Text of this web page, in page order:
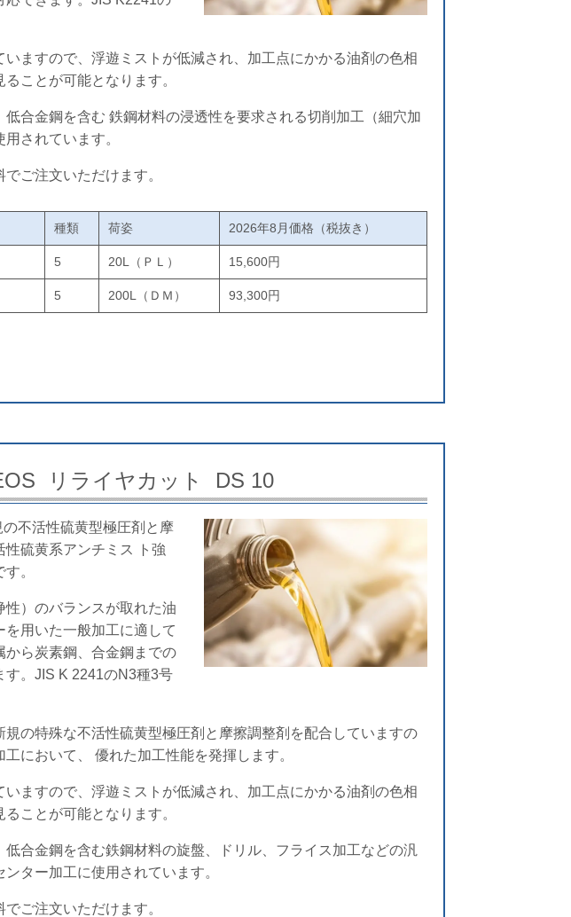
ますので、浮遊ミストが低減され、加工点にかかる油剤の色相
ことが可能となります。
合金鋼を含む 鉄鋼材料の浸透性を要求される切削加工（細穴加
されています。
ご注文いただけます。
種類 荷姿 2026年8月価格（税抜き）
5 20L（ＰＬ） 15,600円
5 200L（ＤＭ） 93,300円
リライヤカット DS 10
不活性硫黄型極圧剤と摩
硫黄系アンチミス ト強
。
）のバランスが取れた油
用いた一般加工に適して
から炭素鋼、合金鋼までの
。JIS K 2241のN3種3号
の特殊な不活性硫黄型極圧剤と摩擦調整剤を配合していますの
において、 優れた加工性能を発揮します。
ますので、浮遊ミストが低減され、加工点にかかる油剤の色相
ことが可能となります。
合金鋼を含む鉄鋼材料の旋盤、ドリル、フライス加工などの汎
ター加工に使用されています。
ご注文いただけます。